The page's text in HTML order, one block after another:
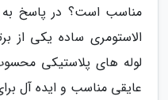
مناسب است؟ در پاسخ به
الاستومری ساده یکی از
لوله های پلاستیکی
عایقی مناسب و ایده آل